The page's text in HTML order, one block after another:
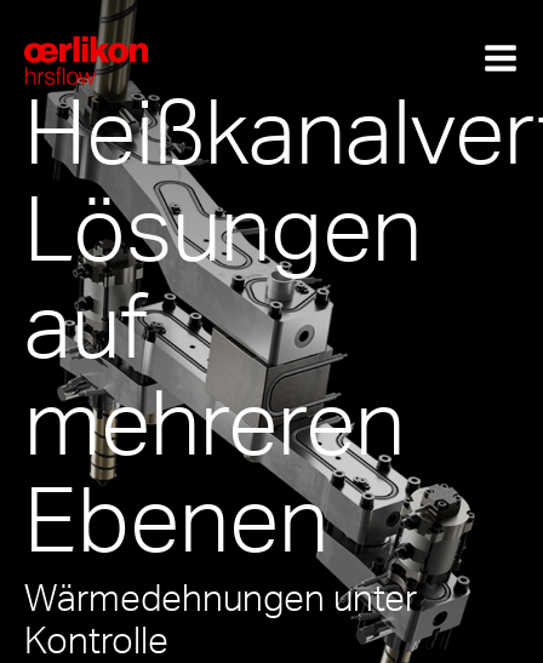
Lösungen
auf
mehreren
Ebenen
Wärmedehnungen unter
Kontrolle